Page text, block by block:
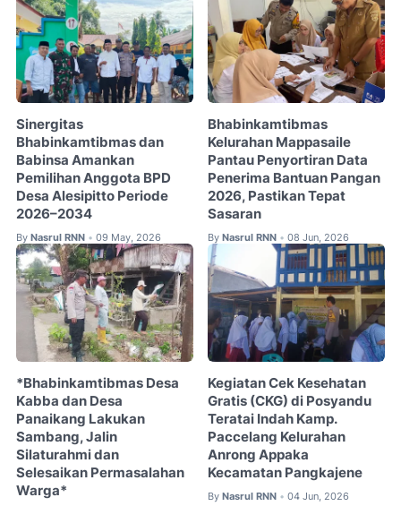
Sinergitas
Bhabinkamtibmas dan
Babinsa Amankan
Pemilihan Anggota BPD
Desa Alesipitto Periode
2026–2034
By Nasrul RNN • 09 May, 2026
Bhabinkamtibmas
Kelurahan Mappasaile
Pantau Penyortiran Data
Penerima Bantuan Pangan
2026, Pastikan Tepat
Sasaran
By Nasrul RNN • 08 Jun, 2026
*Bhabinkamtibmas Desa
Kabba dan Desa
Panaikang Lakukan
Sambang, Jalin
Silaturahmi dan
Selesaikan Permasalahan
Warga*
Kegiatan Cek Kesehatan
Gratis (CKG) di Posyandu
Teratai Indah Kamp.
Paccelang Kelurahan
Anrong Appaka
Kecamatan Pangkajene
By Nasrul RNN • 04 Jun, 2026